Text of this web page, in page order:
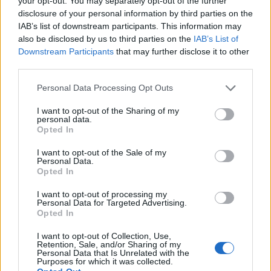
disclosure of your personal information by third parties on the
IAB’s list of downstream participants. This information may
also be disclosed by us to third parties on the IAB’s List of
Downstream Participants that may further disclose it to other
Personal Data Processing Opt Outs
I want to opt-out of the Sharing of my
personal data.
Opted In
I want to opt-out of the Sale of my
Personal Data.
Opted In
I want to opt-out of processing my
Personal Data for Targeted Advertising.
Opted In
I want to opt-out of Collection, Use,
Retention, Sale, and/or Sharing of my
Personal Data that Is Unrelated with the
Purposes for which it was collected.
Pagamento:
Metodi di pagamento aggiuntivi: possibilità di utilizzare Apple Pay o
Google Pay, oltre agli altri pagamento disponibili.
Notifica di scadenza carte di credito: gli utenti verranno avvisati con
un mese di anticipo quando la loro carta di credito sta per scadere.
Account:
Veicolo temporaneo: possibilità di aggiungere e programmare la
rimozione di veicoli temporanei, ad esempio auto a noleggio, al fine di